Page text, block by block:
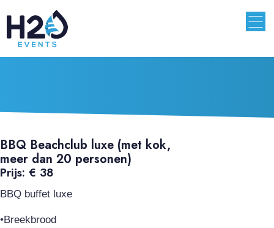
BBQ Beachclub luxe (met kok,
meer dan 20 personen)
Prijs: € 38
BBQ buffet luxe
•Breekbrood